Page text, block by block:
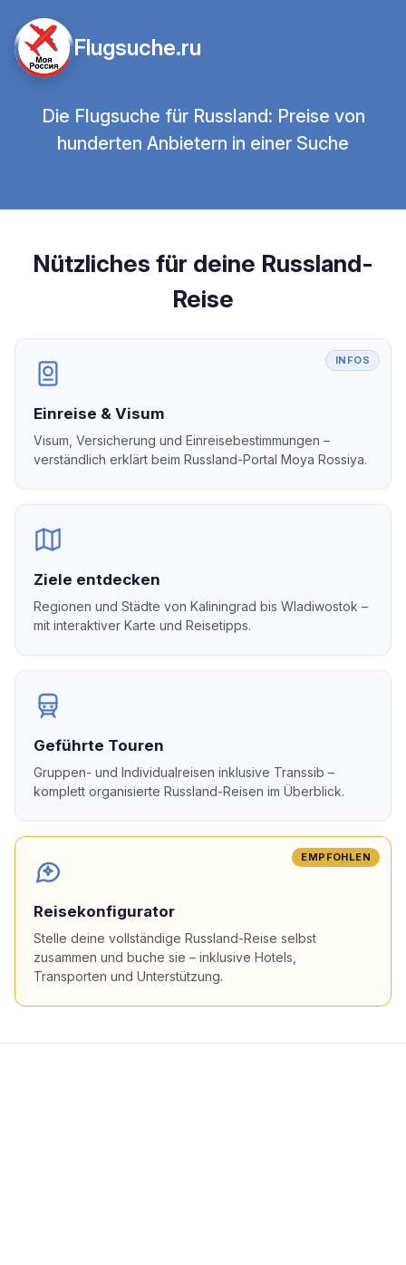
Flugsuche.ru
Die Flugsuche für Russland: Preise von
hunderten Anbietern in einer Suche
Nützliches für deine Russland-
Reise
INFOS
Einreise & Visum
Visum, Versicherung und Einreisebestimmungen –
verständlich erklärt beim Russland-Portal Moya Rossiya.
Ziele entdecken
Regionen und Städte von Kaliningrad bis Wladiwostok –
mit interaktiver Karte und Reisetipps.
Geführte Touren
Gruppen- und Individualreisen inklusive Transsib –
komplett organisierte Russland-Reisen im Überblick.
EMPFOHLEN
Reisekonfigurator
Stelle deine vollständige Russland-Reise selbst
zusammen und buche sie – inklusive Hotels,
Transporten und Unterstützung.